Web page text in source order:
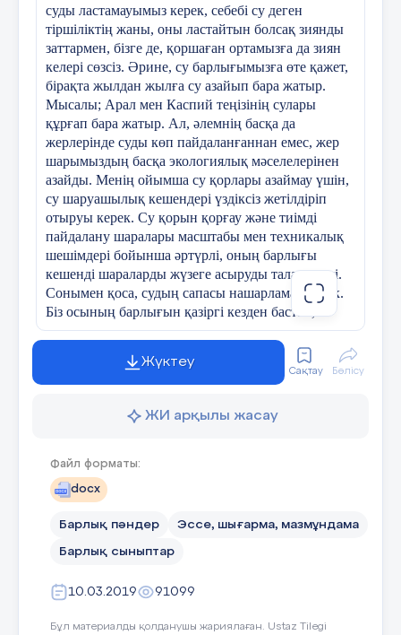
суды ластамауымыз керек, себебі су деген
тіршіліктің жаны, оны ластайтын болсақ зиянды
заттармен, бізге де, қоршаған ортамызға да зиян
келері сөзсіз. Әрине, су барлығымызға өте қажет,
бірақта жылдан жылға су азайып бара жатыр.
Мысалы; Арал мен Каспий теңізінің сулары
құрғап бара жатыр. Ал, әлемнің басқа да
жерлерінде суды көп пайдаланғаннан емес, жер
шарымыздың басқа экологиялық мәселелерінен
азайды. Менің ойымша су қорлары азаймау үшін,
су шаруашылық кешендері үздіксіз жетілдіріп
отыруы керек. Су қорын қорғау және тиімді
пайдалану шаралары масштабы мен техникалық
шешімдері бойынша әртүрлі, оның барлығы
кешенді шараларды жүзеге асыруды талап етеді.
Сонымен қоса, судың сапасы нашарламау керек.
Біз осының барлығын қазіргі кезден бастап,
болашаққа суды және тағы басқа маңызды
заттарды жақсы қалпында қалдыруға міндеттіміз
деп ойлаймын!!!Жүктеу
Сақтау Бөлісу
ЖИ арқылы жасау
Файл форматы:
docx
Барлық пәндер Эссе, шығарма, мазмұндама
Барлық сыныптар
10.03.2019 91099
Бұл материалды қолданушы жариялаған. Ustaz Tilegi